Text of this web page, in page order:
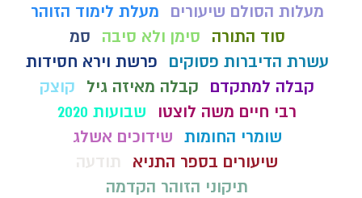
מעלות הסולם שיעורים
מעלת לימוד הזוהר
סוד התורה
סימן ולא סיבה
סמ
עשרת הדיברות פסוקים
פרשת וירא חסידות
קבלה למתקדם
קבלה מאיזה גיל
קוצק
רבי חיים משה לוצטו
שבועות 2020
שומרי החומות שידוכים אשלג
שיעורים בספר התניא
תודעה
תיקוני הזוהר הקדמה